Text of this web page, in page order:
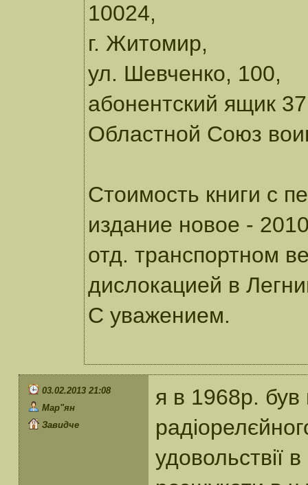
10024,
г. Житомир,
ул. Шевченко, 100,
абонентский ящик 37
Областной Союз
Стоимость книги с
издание новое -
отд. транспортном
дислокацией в
С уважением.
03.02.2013 21:08
Мар"ян
Завидче
я в 1968р. був
удовольствії